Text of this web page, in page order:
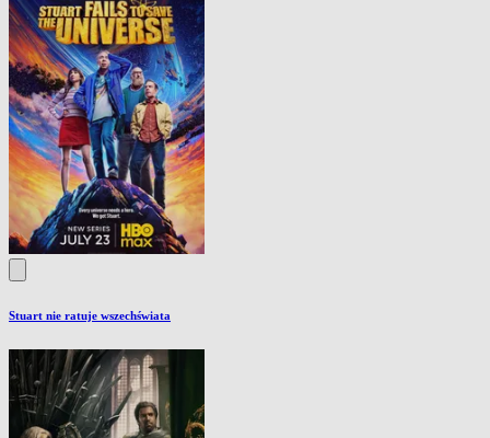
Stuart nie ratuje wszechświata